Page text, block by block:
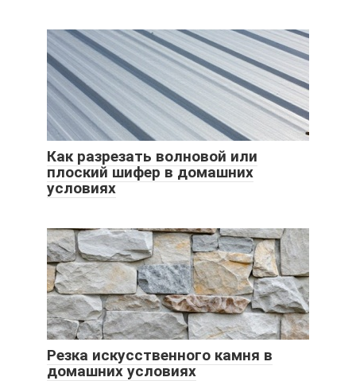
Как разрезать волновой или
плоский шифер в домашних
условиях
Резка искусственного камня в
домашних условиях